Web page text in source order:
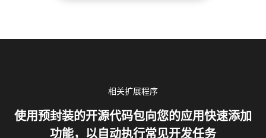
相关扩展程序
使用预封装的开源代码包向您的应用快速添加
功能，以自动执行常见开发任务